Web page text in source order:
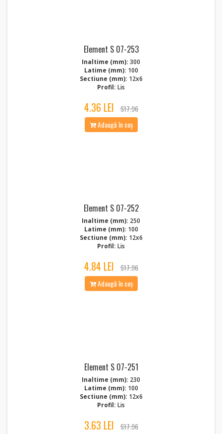
Element S 07-253
Inaltime (mm): 300
Latime (mm): 100
Sectiune (mm): 12x6
Profil: Lis
4.36 LEI
$17.96
Adaugă în coș
Element S 07-252
Inaltime (mm): 250
Latime (mm): 100
Sectiune (mm): 12x6
Profil: Lis
4.84 LEI
$17.96
Adaugă în coș
Element S 07-251
Inaltime (mm): 230
Latime (mm): 100
Sectiune (mm): 12x6
Profil: Lis
3.63 LEI
$17.96